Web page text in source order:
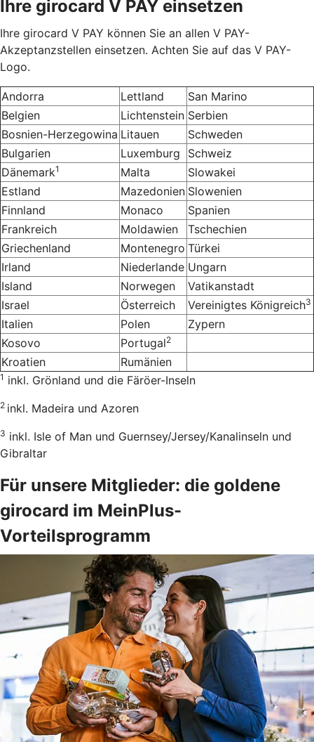
Ihre girocard V PAY einsetzen
Ihre girocard V PAY können Sie an allen V PAY-
Akzeptanzstellen einsetzen. Achten Sie auf das V PAY-
Logo.
Andorra Lettland
San Marino
Belgien
Lichtenstein Serbien
Bosnien-Herzegowina Litauen
Schweden
Bulgarien
Luxemburg
Schweiz
Dänemark1 Malta
Slowakei
Estland
Mazedonien Slowenien
Finnland
Monaco
Spanien
Frankreich
Moldawien
Tschechien
Griechenland
Montenegro Türkei
Irland
Niederlande Ungarn
Island
Norwegen
Vatikanstadt
Israel
Österreich Vereinigtes Königreich3
Italien Polen
Zypern
Kosovo
Portugal2
Kroatien Rumänien
1 inkl. Grönland und die Färöer-Inseln
2 inkl. Madeira und Azoren
3 inkl. Isle of Man und Guernsey/Jersey/Kanalinseln und
Gibraltar
Für unsere Mitglieder: die goldene
girocard im MeinPlus-
Vorteilsprogramm